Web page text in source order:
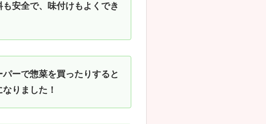
安全で、味付けもよくでき
ーで惣菜を買ったりすると
りました！